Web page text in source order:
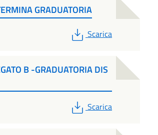
GRADUATORIA
PDF
Scarica
B -GRADUATORIA DIS
PDF
Scarica